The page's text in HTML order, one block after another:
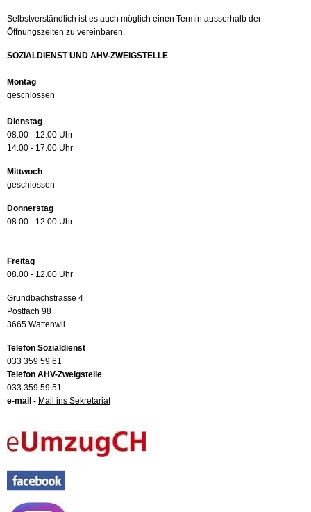
Selbstverständlich ist es auch möglich einen Termin ausserhalb der
Öffnungszeiten zu vereinbaren.
SOZIALDIENST UND AHV-ZWEIGSTELLE
Montag
geschlossen
Dienstag
08.00 - 12.00 Uhr
14.00 - 17.00 Uhr
Mittwoch
geschlossen
Donnerstag
08.00 - 12.00 Uhr
Freitag
08.00 - 12.00 Uhr
Grundbachstrasse 4
Postfach 98
3665 Wattenwil
Telefon Sozialdienst
033 359 59 61
Telefon AHV-Zweigstelle
033 359 59 51
e-mail - Mail ins Sekretariat